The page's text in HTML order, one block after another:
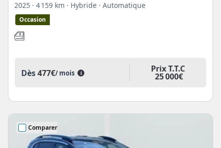
2025 · 4 159 km · Hybride · Automatique
Occasion
Dès477€/ mois i Prix T.T.C
25 000€
Comparer